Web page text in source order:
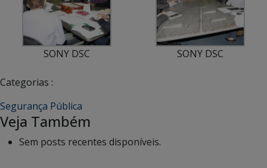
SONY DSC SONY DSC
Categorias :
Segurança Pública
Veja Também
Sem posts recentes disponíveis.